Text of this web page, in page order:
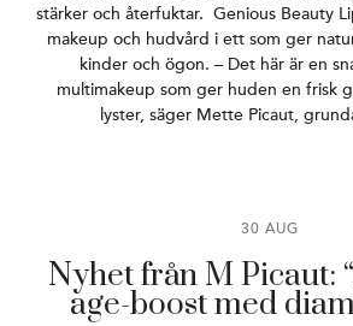
stärker och återfuktar. Genious Beauty
makeup och hudvård i ett som ger
kinder och ögon. – Det här är en
multimakeup som ger huden en frisk
lyster, säger Mette Picaut,
30 AUG
Nyhet från M Picaut:
age-boost med